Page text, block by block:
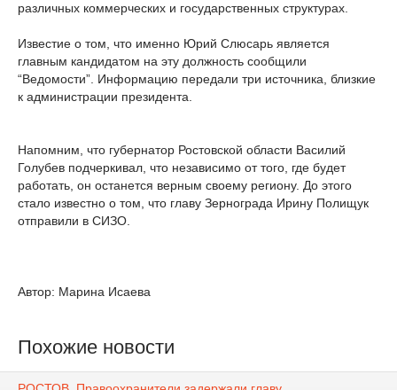
различных коммерческих и государственных структурах.
Известие о том, что именно Юрий Слюсарь является
главным кандидатом на эту должность сообщили
“Ведомости”. Информацию передали три источника, близкие
к администрации президента.
Напомним, что губернатор Ростовской области Василий
Голубев подчеркивал, что независимо от того, где будет
работать, он останется верным своему региону. До этого
стало известно о том, что главу Зернограда Ирину Полищук
отправили в СИЗО.
Автор: Марина Исаева
Похожие новости